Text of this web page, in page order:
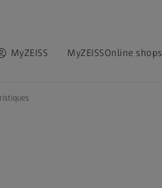
MyZEISS MyZEISSOnline shops